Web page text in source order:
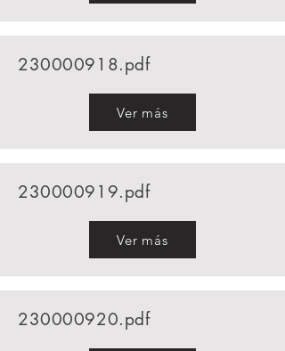
230000918.pdf
Ver más
230000919.pdf
Ver más
230000920.pdf